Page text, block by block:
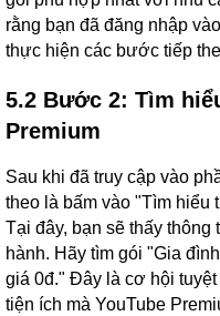
rằng bạn đã đăng nhập
thực hiện các bước tiếp
5.2 Bước 2: Tìm
Premium
Sau khi đã truy cập vào
theo là bấm vào "Tìm hiểu
Tại đây, bạn sẽ thấy thông
hành. Hãy tìm gói "Gia
giá 0đ." Đây là cơ hội
tiện ích mà YouTube